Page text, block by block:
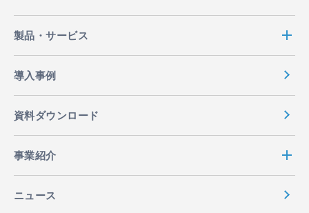
製品・サービス
導入事例
資料ダウンロード
事業紹介
ニュース